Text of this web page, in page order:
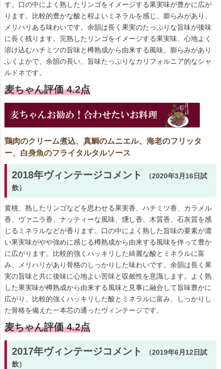
す。口の中によく熟したリンゴをイメージする果実味が豊かに広が
ります。比較的豊かな酸と程よいミネラルを感じ、膨らみがあり、
メリハリある味わいです。余韻は長く果実のたっぷりな旨味が後味
に長く残ります。完熟したリンゴをイメージする果実味、心地よく
溶け込むハチミツの旨味と樽熟成から由来する風味、膨らみがあり
ふくよかで、余韻の長い、旨味たっぷりなカリフォルニア的なシャ
ルドネです。
麦ちゃん評価 4.2点
鶏肉のクリーム煮込、真鯛のムニエル、海老のフリッタ
ー、白身魚のフライタルタルソース
2018年ヴィンテージコメント
（2020年3月16日試
飲）
黄桃、熟したリンゴなどを思わせる果実香、ハチミツ香、カラメル
香、ヴァニラ香、ナッティーな風味、燻し香、木質香、石灰質を感
じるミネラルなどが香ります。口の中によく熟した旨味の要素が濃
い果実味がやや強めに感じる樽熟成から由来する風味を伴って豊か
に広がります。比較的強くハッキリした綺麗な酸とミネラルに富
み、メリハリがあり骨格のしっかりした味わいです。余韻は長く果
実の旨味と共に後味に心地よい苦味と収斂性を意識します。よく熟
した果実味が樽熟成から由来する風味と見事に融合して旨味豊かに
広がり、比較的強くハッキリした酸とミネラルに富み、しっかりし
た骨格を備えた一本芯の通ったヴィンテージです。
麦ちゃん評価 4.2点
2017年ヴィンテージコメント
（2019年6月12日試
飲）